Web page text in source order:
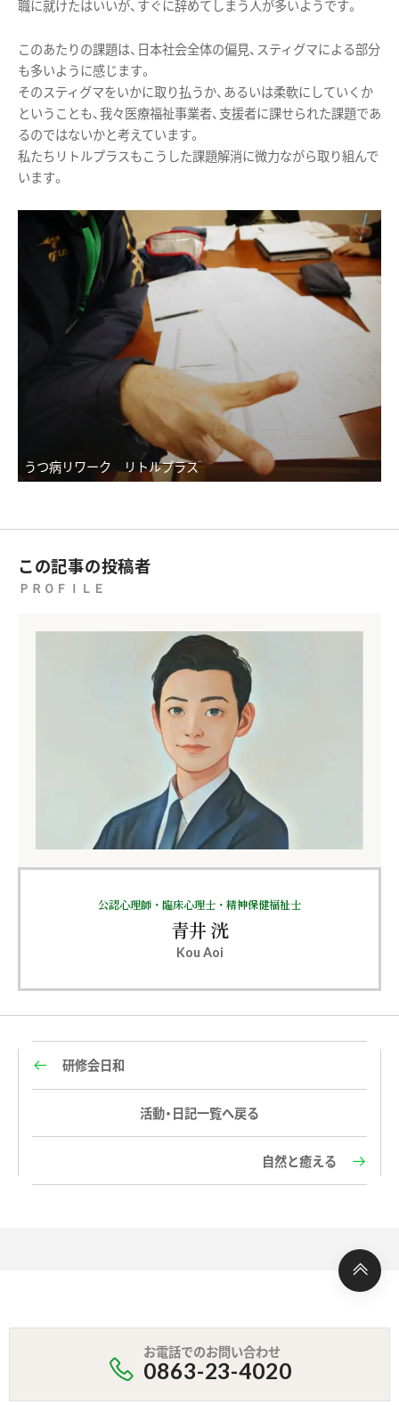
職に就けたはいいが、すぐに辞めてしまう人が多いようです。
このあたりの課題は、日本社会全体の偏見、スティグマによる部分
も多いように感じます。
そのスティグマをいかに取り払うか、あるいは柔軟にしていくか
ということも、我々医療福祉事業者、支援者に課せられた課題であ
るのではないかと考えています。
私たちリトルプラスもこうした課題解消に微力ながら取り組んで
います。
うつ病リワーク リトルプラス
この記事の投稿者
ＰＲＯＦＩＬＥ
公認心理師・臨床心理士・精神保健福祉士
青井 洸
Kou Aoi
研修会日和
活動・日記一覧へ戻る
自然と癒える
お電話でのお問い合わせ
0863-23-4020